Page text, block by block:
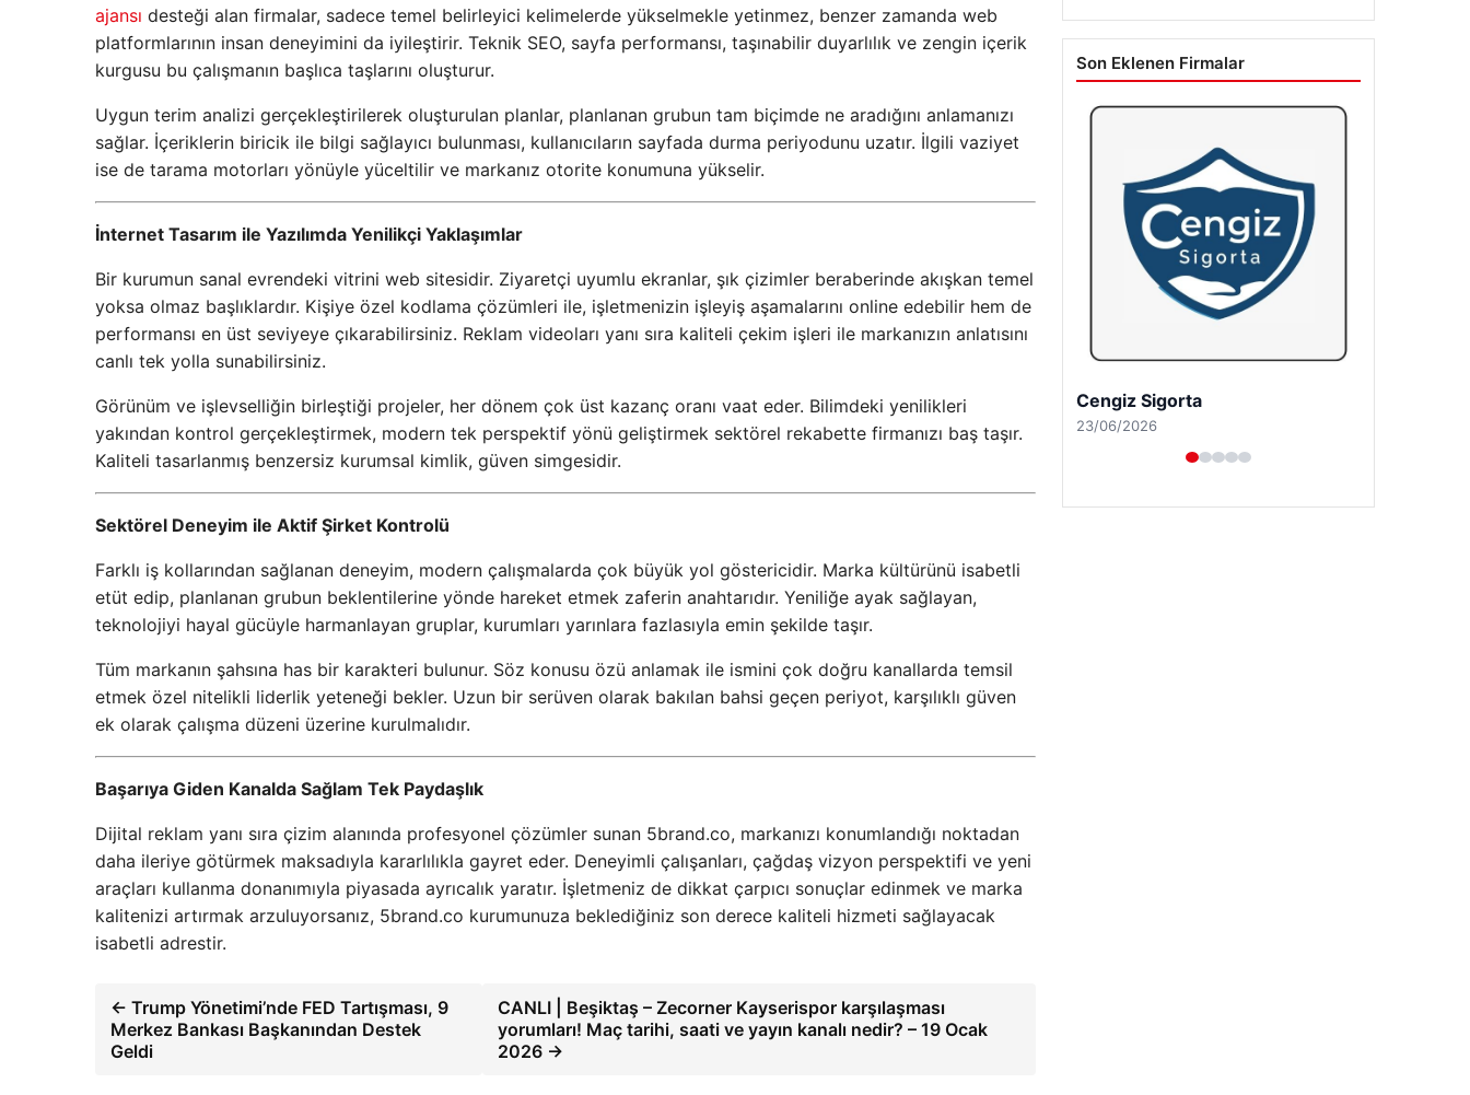
ajansı desteği alan firmalar, sadece temel belirleyici kelimelerde yükselmekle yetinmez, benzer zamanda web
platformlarının insan deneyimini da iyileştirir. Teknik SEO, sayfa performansı, taşınabilir duyarlılık ve zengin içerik
kurgusu bu çalışmanın başlıca taşlarını oluşturur.
Uygun terim analizi gerçekleştirilerek oluşturulan planlar, planlanan grubun tam biçimde ne aradığını anlamanızı
sağlar. İçeriklerin biricik ile bilgi sağlayıcı bulunması, kullanıcıların sayfada durma periyodunu uzatır. İlgili vaziyet
ise de tarama motorları yönüyle yüceltilir ve markanız otorite konumuna yükselir.
İnternet Tasarım ile Yazılımda Yenilikçi Yaklaşımlar
Bir kurumun sanal evrendeki vitrini web sitesidir. Ziyaretçi uyumlu ekranlar, şık çizimler beraberinde akışkan temel
yoksa olmaz başlıklardır. Kişiye özel kodlama çözümleri ile, işletmenizin işleyiş aşamalarını online edebilir hem de
performansı en üst seviyeye çıkarabilirsiniz. Reklam videoları yanı sıra kaliteli çekim işleri ile markanızın anlatısını
canlı tek yolla sunabilirsiniz.
Görünüm ve işlevselliğin birleştiği projeler, her dönem çok üst kazanç oranı vaat eder. Bilimdeki yenilikleri
yakından kontrol gerçekleştirmek, modern tek perspektif yönü geliştirmek sektörel rekabette firmanızı baş taşır.
Kaliteli tasarlanmış benzersiz kurumsal kimlik, güven simgesidir.
Sektörel Deneyim ile Aktif Şirket Kontrolü
Farklı iş kollarından sağlanan deneyim, modern çalışmalarda çok büyük yol göstericidir. Marka kültürünü isabetli
etüt edip, planlanan grubun beklentilerine yönde hareket etmek zaferin anahtarıdır. Yeniliğe ayak sağlayan,
teknolojiyi hayal gücüyle harmanlayan gruplar, kurumları yarınlara fazlasıyla emin şekilde taşır.
Tüm markanın şahsına has bir karakteri bulunur. Söz konusu özü anlamak ile ismini çok doğru kanallarda temsil
etmek özel nitelikli liderlik yeteneği bekler. Uzun bir serüven olarak bakılan bahsi geçen periyot, karşılıklı güven
ek olarak çalışma düzeni üzerine kurulmalıdır.
Başarıya Giden Kanalda Sağlam Tek Paydaşlık
Dijital reklam yanı sıra çizim alanında profesyonel çözümler sunan 5brand.co, markanızı konumlandığı noktadan
daha ileriye götürmek maksadıyla kararlılıkla gayret eder. Deneyimli çalışanları, çağdaş vizyon perspektifi ve yeni
araçları kullanma donanımıyla piyasada ayrıcalık yaratır. İşletmeniz de dikkat çarpıcı sonuçlar edinmek ve marka
kalitenizi artırmak arzuluyorsanız, 5brand.co kurumunuza beklediğiniz son derece kaliteli hizmeti sağlayacak
isabetli adrestir.
← Trump Yönetimi’nde FED Tartışması, 9
Merkez Bankası Başkanından Destek
Geldi
CANLI | Beşiktaş – Zecorner Kayserispor karşılaşması
yorumları! Maç tarihi, saati ve yayın kanalı nedir? – 19 Ocak
2026 →
Son Eklenen Firmalar
Hastaş Beton
26/05/2026